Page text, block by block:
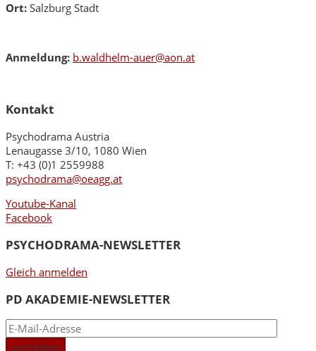
Ort: Salzburg Stadt
Anmeldung: b.waldhelm-auer@aon.at
Kontakt
Psychodrama Austria
Lenaugasse 3/10, 1080 Wien
T: +43 (0)1 2559988
psychodrama@oeagg.at
Youtube-Kanal
Facebook
PSYCHODRAMA-NEWSLETTER
Gleich anmelden
PD AKADEMIE-NEWSLETTER